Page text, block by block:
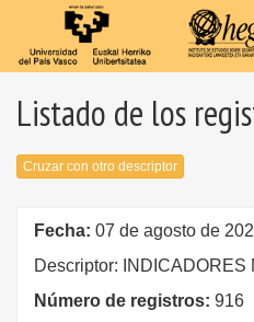
Listado de los
Cruzar con otro descriptor
Fecha: 07 de agosto de
Descriptor: INDICADORES
Número de registros: 916